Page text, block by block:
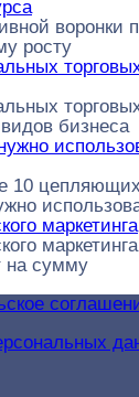
воронки
росту
бизнеса
10
маркетинга
на сумму